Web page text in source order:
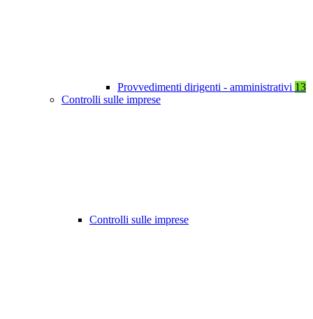
Provvedimenti dirigenti - amministrativi 13
Controlli sulle imprese
Controlli sulle imprese